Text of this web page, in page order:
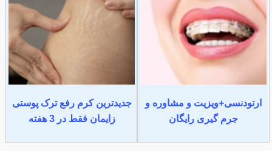
ارتودنسی+ویزیت و مشاوره و
جرم گیری رایگان
جدیدترین کرم رفع ترک پوستی
زایمان فقط در 3 هفته